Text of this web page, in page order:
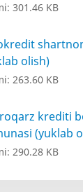
301.46 KB
olish)
263.60 KB
krediti
(yuklab
290.28 KB